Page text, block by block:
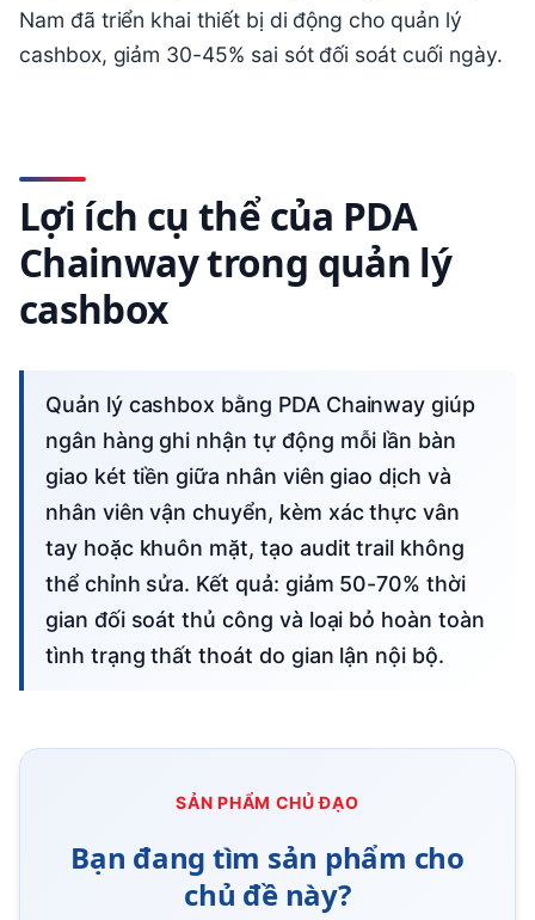
Nam đã triển khai thiết bị di động cho quản lý
cashbox, giảm 30-45% sai sót đối soát cuối ngày.
Lợi ích cụ thể của PDA
Chainway trong quản lý
cashbox
Quản lý cashbox bằng PDA Chainway giúp
ngân hàng ghi nhận tự động mỗi lần bàn
giao két tiền giữa nhân viên giao dịch và
nhân viên vận chuyển, kèm xác thực vân
tay hoặc khuôn mặt, tạo audit trail không
thể chỉnh sửa. Kết quả: giảm 50-70% thời
gian đối soát thủ công và loại bỏ hoàn toàn
tình trạng thất thoát do gian lận nội bộ.
SẢN PHẨM CHỦ ĐẠO
Bạn đang tìm sản phẩm cho
chủ đề này?